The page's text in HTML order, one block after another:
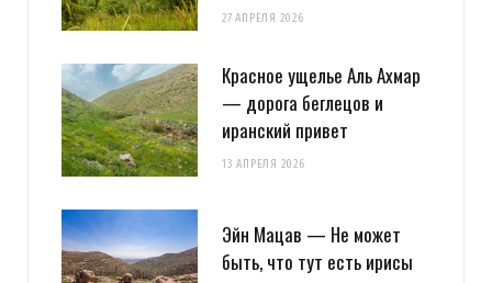
27 АПРЕЛЯ 2026
Красное ущелье Аль Ахмар
— дорога беглецов и
иранский привет
13 АПРЕЛЯ 2026
Эйн Мацав — Не может
быть, что тут есть ирисы